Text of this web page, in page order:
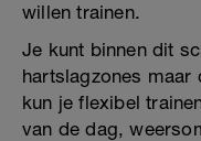
willen trainen.
Je kunt binnen dit
hartslagzones
kun je flexibel
van de dag,